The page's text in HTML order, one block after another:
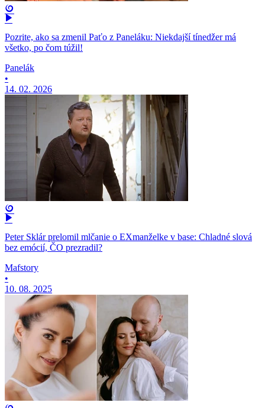
Pozrite, ako sa zmenil Paťo z Paneláku: Niekdajší tínedžer má
všetko, po čom túžil!
Panelák
•
14. 02. 2026
Peter Sklár prelomil mlčanie o EXmanželke v base: Chladné slová
bez emócií, ČO prezradil?
Mafstory
•
10. 08. 2025